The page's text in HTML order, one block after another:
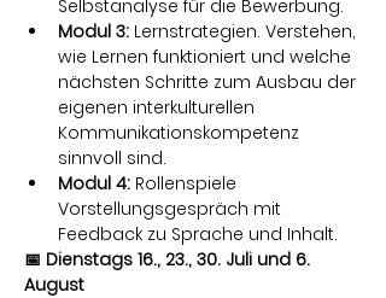
Selbstanalyse für die Bewerbung.
Modul 3: Lernstrategien. Verstehen,
wie Lernen funktioniert und welche
nächsten Schritte zum Ausbau der
eigenen interkulturellen
Kommunikationskompetenz
sinnvoll sind.
Modul 4: Rollenspiele
Vorstellungsgespräch mit
Feedback zu Sprache und Inhalt.
📅 Dienstags 16., 23., 30. Juli und 6.
August